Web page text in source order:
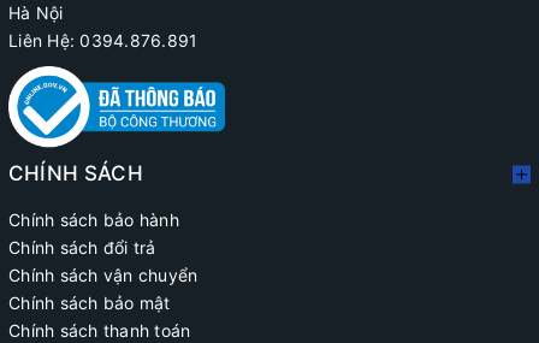
Hà Nội
Liên Hệ: 0394.876.891
CHÍNH SÁCH
Chính sách bảo hành
Chính sách đổi trả
Chính sách vận chuyển
Chính sách bảo mật
Chính sách thanh toán